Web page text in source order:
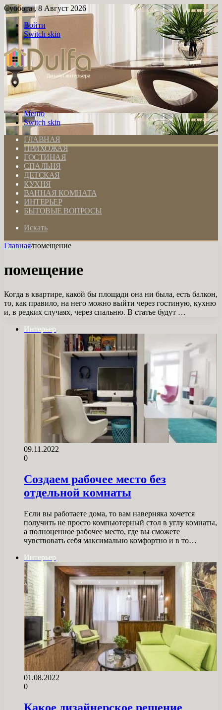
Суббота , 8 Август 2026
Войти
Switch skin
Меню
Switch skin
ГЛАВНАЯ
ПРИХОЖАЯ
ГОСТИНАЯ
СПАЛЬНЯ
ДЕТСКАЯ
КУХНЯ
ВАННАЯ КОМНАТА
ИНТЕРЬЕР
БЫТОВЫЕ ВОПРОСЫ
Искать
Главная/помещение
помещение
Когда в квартире, какой бы площади она ни была, есть балкон,
то, как правило, на него можно выйти через гостиную, кухню
и, в редких случаях, через спальню. В статье будут …
Интерьер
09.11.2022
0
Создаем рабочее место без
отдельной комнаты
Если вы работаете дома, то вам наверняка хочется
получить не просто компьютерный стол в углу комнаты,
а полноценное рабочее место, где вы сможете
чувствовать себя максимально комфортно и в то…
Интерьер
01.08.2022
0
Какое дизайнерское решение